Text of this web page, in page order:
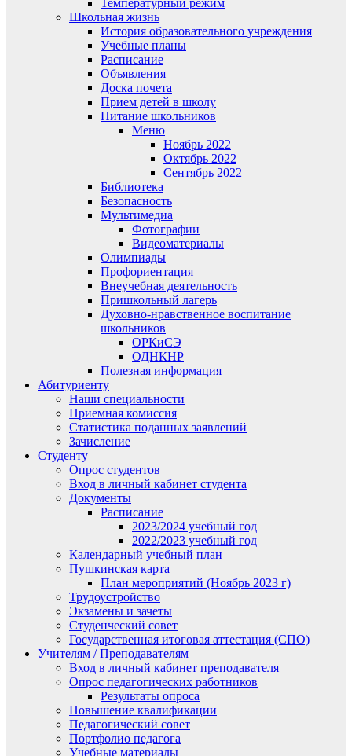
Температурный режим
Школьная жизнь
История образовательного учреждения
Учебные планы
Расписание
Объявления
Доска почета
Прием детей в школу
Питание школьников
Меню
Ноябрь 2022
Октябрь 2022
Сентябрь 2022
Библиотека
Безопасность
Мультимедиа
Фотографии
Видеоматериалы
Олимпиады
Профориентация
Внеучебная деятельность
Пришкольный лагерь
Духовно-нравственное воспитание
школьников
ОРКиСЭ
ОДНКНР
Полезная информация
Абитуриенту
Наши специальности
Приемная комиссия
Статистика поданных заявлений
Зачисление
Студенту
Опрос студентов
Вход в личный кабинет студента
Документы
Расписание
2023/2024 учебный год
2022/2023 учебный год
Календарный учебный план
Пушкинская карта
План мероприятий (Ноябрь 2023 г)
Трудоустройство
Экзамены и зачеты
Студенческий совет
Государственная итоговая аттестация (СПО)
Учителям / Преподавателям
Вход в личный кабинет преподавателя
Опрос педагогических работников
Результаты опроса
Повышение квалификации
Педагогический совет
Портфолио педагога
Учебные материалы